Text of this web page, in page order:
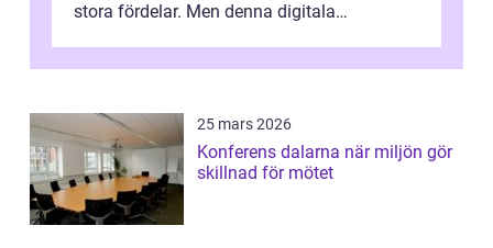
stora fördelar. Men denna digitala
25 mars 2026
Konferens dalarna när miljön gör
skillnad för mötet